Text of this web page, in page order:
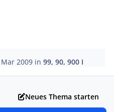
2009 in99, 90, 900 I
Neues Thema starten